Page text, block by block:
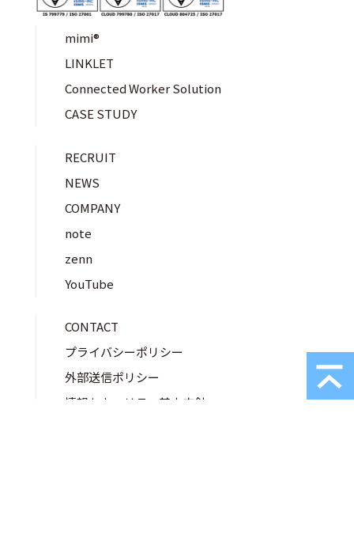
mimi®︎
LINKLET
Connected Worker Solution
CASE STUDY
RECRUIT
NEWS
COMPANY
note
zenn
YouTube
CONTACT
プライバシーポリシー
外部送信ポリシー
情報セキュリティ基本方針